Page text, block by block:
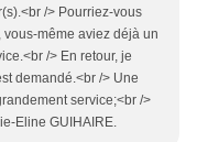
/> Pourriez-vous
même aviez déjà un
/> En retour, je
demandé.<br /> Une
service;<br />
Eline GUIHAIRE.